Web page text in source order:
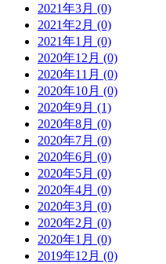
2021年3月 (0)
2021年2月 (0)
2021年1月 (0)
2020年12月 (0)
2020年11月 (0)
2020年10月 (0)
2020年9月 (1)
2020年8月 (0)
2020年7月 (0)
2020年6月 (0)
2020年5月 (0)
2020年4月 (0)
2020年3月 (0)
2020年2月 (0)
2020年1月 (0)
2019年12月 (0)